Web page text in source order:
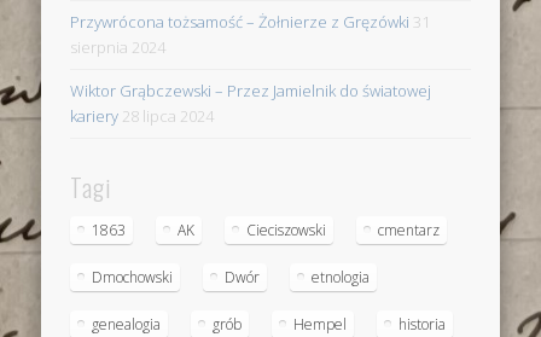
Przywrócona tożsamość – Żołnierze z Gręzówki 31
sierpnia 2024
Wiktor Grąbczewski – Przez Jamielnik do światowej
kariery 28 lipca 2024
Tagi
1863 AK Cieciszowski cmentarz
Dmochowski Dwór etnologia
genealogia grób Hempel historia